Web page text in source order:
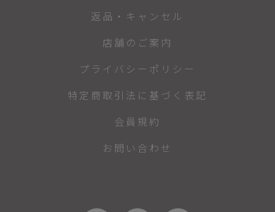
返品・キャンセル
店舗のご案内
プライバシーポリシー
特定商取引法に基づく表記
会員規約
お問い合わせ